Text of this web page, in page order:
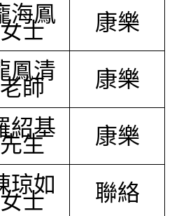
海鳳
女士 康樂
鳳清
老師 康樂
紹基
先生 康樂
琼如
女士 聯絡